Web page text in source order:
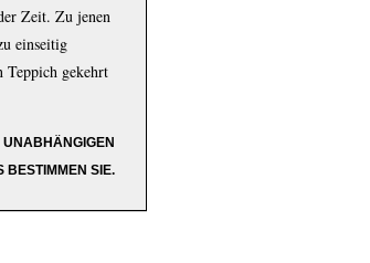
Zeit. Zu jenen
einseitig
Teppich gekehrt
UNABHÄNGIGEN
BESTIMMEN SIE.